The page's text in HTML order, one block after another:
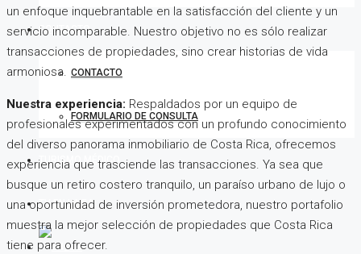
CONTACTO
CONTACTO
FORMULARIO DE CONSULTA
TURISMO MÉDICO
TV EN LINEA
un enfoque inquebrantable en la satisfacción del cliente y un
servicio incomparable. Nuestro objetivo no es sólo realizar
transacciones de propiedades, sino crear historias de vida
armoniosa.
Nuestra experiencia: Respaldados por un equipo de
profesionales experimentados con un profundo conocimiento
del diverso panorama inmobiliario de Costa Rica, ofrecemos
experiencia que trasciende las transacciones. Ya sea que
busque un retiro costero tranquilo, un paraíso urbano de lujo o
una oportunidad de inversión prometedora, nuestro portafolio
muestra la mejor selección de propiedades que Costa Rica
tiene para ofrecer.